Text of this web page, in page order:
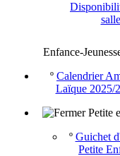
salle
Enfance-
º Calendrier
Laïque 2025/
Petite
º Guichet
Petite